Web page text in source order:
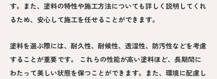
す。また、塗料の特性や施工方法についても詳しく説明してくれ
るため、安心して施工を任せることができます。
塗料を選ぶ際には、耐久性、耐候性、透湿性、防汚性などを考慮
することが重要です。 これらの性能が高い塗料ほど、長期間に
わたって美しい状態を保つことができます。また、環境に配慮し